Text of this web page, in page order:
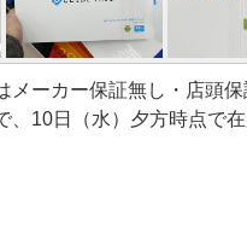
ーカー保証無し・店頭保
、10日（水）夕方時点で